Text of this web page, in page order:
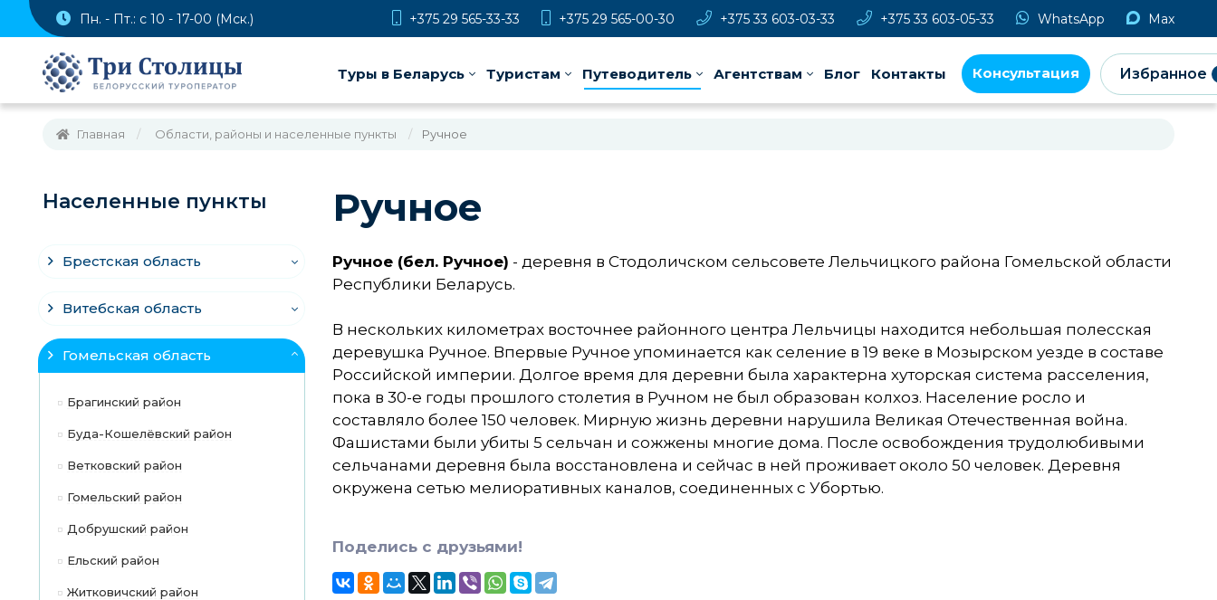
Пн. - Пт.: с 10 - 17-00 (Мск.) +375 29 565-33-33 +375 29 565-00-30 +375 33 603-03-33 +375 33 603-05-33 WhatsApp Max
Туры в Беларусь Туристам Путеводитель Агентствам Блог Контакты Консультация Избранное
Главная Области, районы и населенные пункты Ручное
Населенные пункты
Брестская область
Витебская область
Гомельская область
Брагинский район
Буда-Кошелёвский район
Ветковский район
Гомельский район
Добрушский район
Ельский район
Житковичский район
Ручное
Ручное (бел. Ручное) - деревня в Стодоличском сельсовете Лельчицкого района Гомельской области
Республики Беларусь.
В нескольких километрах восточнее районного центра Лельчицы находится небольшая полесская
деревушка Ручное. Впервые Ручное упоминается как селение в 19 веке в Мозырском уезде в составе
Российской империи. Долгое время для деревни была характерна хуторская система расселения,
пока в 30-е годы прошлого столетия в Ручном не был образован колхоз. Население росло и
составляло более 150 человек. Мирную жизнь деревни нарушила Великая Отечественная война.
Фашистами были убиты 5 сельчан и сожжены многие дома. После освобождения трудолюбивыми
сельчанами деревня была восстановлена и сейчас в ней проживает около 50 человек. Деревня
окружена сетью мелиоративных каналов, соединенных с Убортью.
Поделись с друзьями!